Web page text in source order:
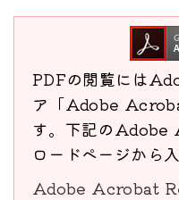
PDFの閲覧には
ア「Adobe
す。下記の
ロードページから
Adobe Acrobat